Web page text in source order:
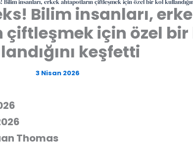
Bilim insanları, erkek ahtapotların çiftleşmek için özel bir kol
Bilim insanları,
çiftleşmek için özel bir
keşfetti
3 Nisan 2026
Thomas